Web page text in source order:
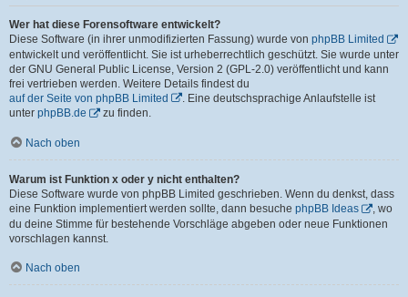
Wer hat diese Forensoftware entwickelt?
Diese Software (in ihrer unmodifizierten Fassung) wurde von phpBB Limited
entwickelt und veröffentlicht. Sie ist urheberrechtlich geschützt. Sie wurde unter
der GNU General Public License, Version 2 (GPL-2.0) veröffentlicht und kann
frei vertrieben werden. Weitere Details findest du
auf der Seite von phpBB Limited
. Eine deutschsprachige Anlaufstelle ist
unter phpBB.de zu finden.
Nach oben
Warum ist Funktion x oder y nicht enthalten?
Diese Software wurde von phpBB Limited geschrieben. Wenn du denkst, dass
eine Funktion implementiert werden sollte, dann besuche phpBB Ideas
, wo
du deine Stimme für bestehende Vorschläge abgeben oder neue Funktionen
vorschlagen kannst.
Nach oben